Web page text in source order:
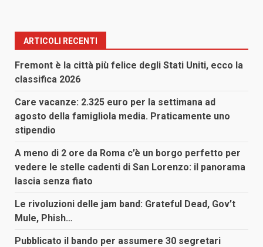
ARTICOLI RECENTI
Fremont è la città più felice degli Stati Uniti, ecco la
classifica 2026
Care vacanze: 2.325 euro per la settimana ad
agosto della famigliola media. Praticamente uno
stipendio
A meno di 2 ore da Roma c’è un borgo perfetto per
vedere le stelle cadenti di San Lorenzo: il panorama
lascia senza fiato
Le rivoluzioni delle jam band: Grateful Dead, Gov’t
Mule, Phish…
Pubblicato il bando per assumere 30 segretari